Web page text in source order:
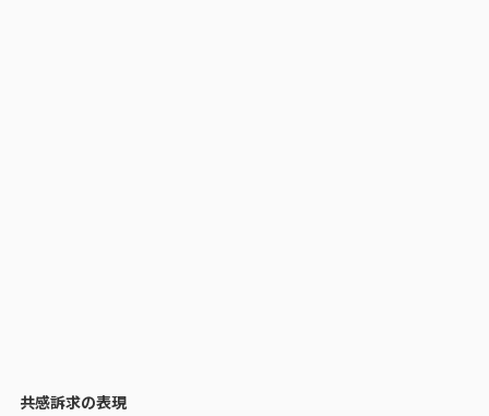
共感訴求の表現